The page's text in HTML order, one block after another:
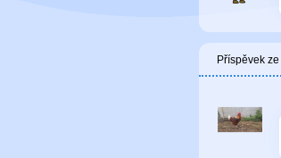
Příspěvek ze